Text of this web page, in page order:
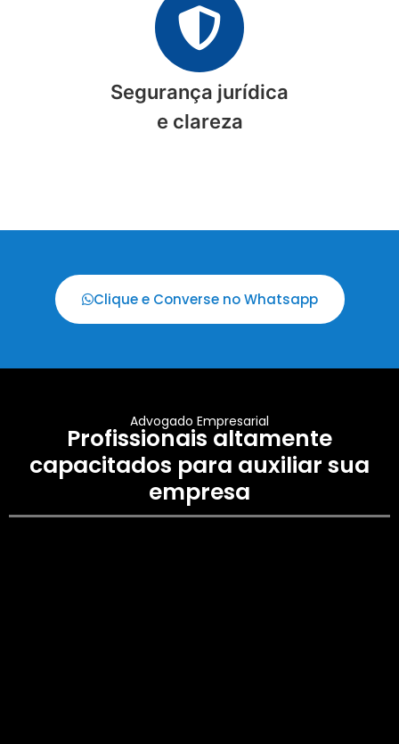
Segurança jurídica
e clareza
Clique e Converse no Whatsapp
Advogado Empresarial
Profissionais altamente
capacitados para auxiliar sua
empresa